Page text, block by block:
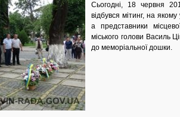
Сьогодні, 18 червня
відбувся мітинг, на
а представники
міського голови Василь
до меморіальної дошки.